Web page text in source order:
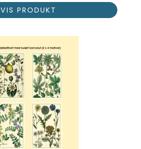
VIS PRODUKT